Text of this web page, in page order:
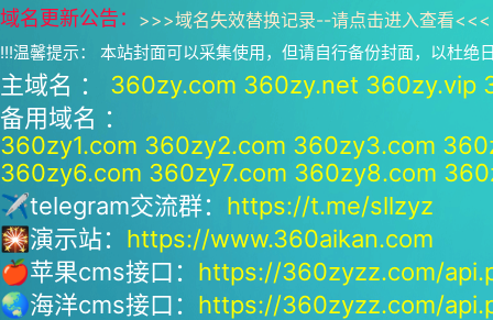
域名更新公告： >>>域名失效替换记录--请点击进入查看<<<
!!!温馨提示： 本站封面可以采集使用，但请自行备份封面，以杜绝
主域名 ： 360zy.com 360zy.net 360zy.vip
备用域名 ：
360zy1.com 360zy2.com 360zy3.com
360zy6.com 360zy7.com 360zy8.com
✈telegram交流群： https://t.me/sllzyz
🎇演示站： https://www.360aikan.com
🍎苹果cms接口： https://360zyzz.com/
🌏海洋cms接口： https://360zyzz.com/